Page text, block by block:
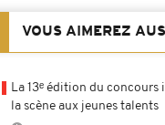
VOUS AIMEREZ
La 13ᵉ édition du
la scène aux jeunes talents